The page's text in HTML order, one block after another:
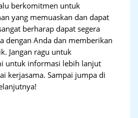
berkomitmen untuk
yang memuaskan dan dapat
berharap dapat segera
dengan Anda dan memberikan
Jangan ragu untuk
untuk informasi lebih lanjut
kerjasama. Sampai jumpa di